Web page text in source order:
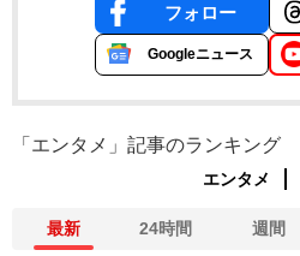
フォロー
Googleニュース
「エンタメ」記事のランキング
エンタメ
最新 24時間 週間